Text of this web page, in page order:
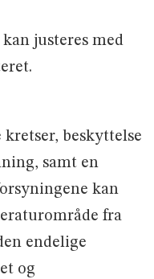
kan justeres med
beskyttelse
samt en
kan
fra
endelige
og